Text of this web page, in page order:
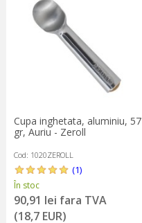
Cupa inghetata, aluminiu, 57
gr, Auriu - Zeroll
Cod: 1020ZEROLL
(1)
În stoc
90,91 lei fara TVA
(18,7 EUR)